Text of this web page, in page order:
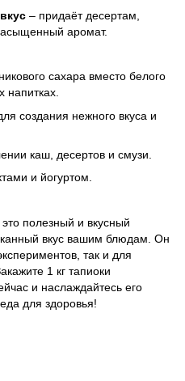
– придаёт десертам,
аромат.
сахара вместо белого
напитках.
создания нежного вкуса и
каш, десертов и смузи.
и йогуртом.
полезный и вкусный
вкус вашим блюдам. Он
так и для
1 кг тапиоки
и наслаждайтесь его
для здоровья!